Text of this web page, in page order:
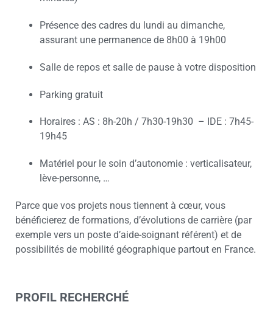
Présence des cadres du lundi au dimanche,
assurant une permanence de 8h00 à 19h00
Salle de repos et salle de pause à votre disposition
Parking gratuit
Horaires : AS : 8h-20h / 7h30-19h30 – IDE : 7h45-
19h45
Matériel pour le soin d’autonomie : verticalisateur,
lève-personne, …
Parce que vos projets nous tiennent à cœur, vous
bénéficierez de formations, d’évolutions de carrière (par
exemple vers un poste d’aide-soignant référent) et de
possibilités de mobilité géographique partout en France.
PROFIL RECHERCHÉ